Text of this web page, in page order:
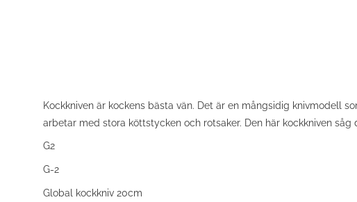
Kockkniven är kockens bästa vän. Det är en mångsidig knivmodell
arbetar med stora köttstycken och rotsaker. Den här kockkniven
G2
G-2
Global kockkniv 20cm